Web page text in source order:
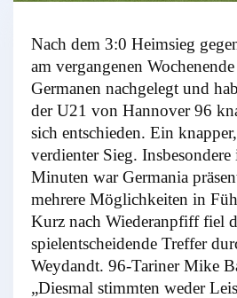
Nach dem 3:0 Heimsieg
am vergangenen
Germanen nachgelegt und
der U21 von Hannover 96
sich entschieden. Ein
verdienter Sieg. Insbesondere
Minuten war Germania
mehrere Möglichkeiten in
Kurz nach Wiederanpfiff fiel
spielentscheidende Treffer
Weydandt. 96-Tariner Mike
„Diesmal stimmten weder